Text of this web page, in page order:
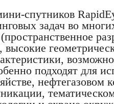
спутников
задач во
высокие
подходят для
нефтегазовом